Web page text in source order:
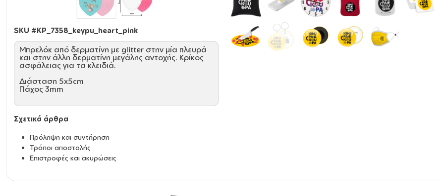
SKU #KP_7358_keypu_heart_pink
Mπρελόκ από δερματίνη με glitter στην μία πλευρά
και στην άλλη δερματίνη μεγάλης αντοχής. Κρίκος
ασφάλειας για τα κλειδιά.
Διάσταση 5x5cm
Πάχος 3mm
Σχετικά άρθρα
Πρόληψη και συντήρηση
Τρόποι αποστολής
Επιστροφές και ακυρώσεις